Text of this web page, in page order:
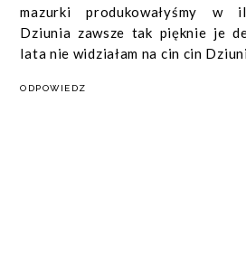
mazurki produkowałyśmy w
Dziunia zawsze tak pięknie je
lata nie widziałam na cin cin
ODPOWIEDZ